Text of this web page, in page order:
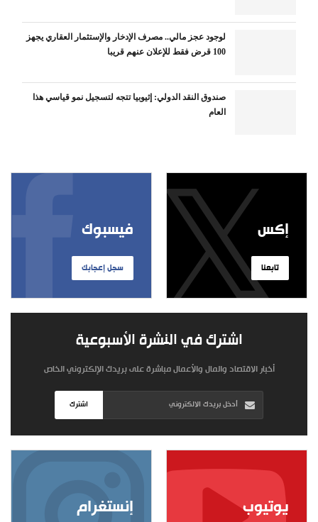
لوجود عجز مالي.. مصرف الإدخار والإستثمار العقاري يجهز
100 قرض فقط للإعلان عنهم قريبا
صندوق النقد الدولي: إثيوبيا تتجه لتسجيل نمو قياسي هذا
العام
فيسبوك
سجل إعجابك
إكس
تابعنا
اشترك في النشرة الأسبوعية
أخبار الاقتصاد والمال والأعمال مباشرة على بريدك الإلكتروني الخاص
اشترك
إنستغرام يوتيوب